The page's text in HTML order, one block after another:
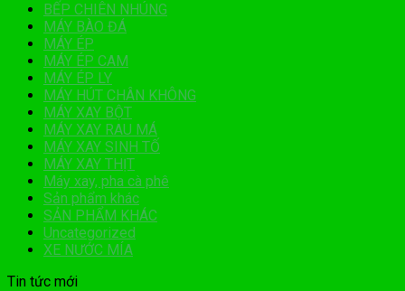
BẾP CHIÊN NHÚNG
MÁY BÀO ĐÁ
MÁY ÉP
MÁY ÉP CAM
MÁY ÉP LY
MÁY HÚT CHÂN KHÔNG
MÁY XAY BỘT
MÁY XAY RAU MÁ
MÁY XAY SINH TỐ
MÁY XAY THỊT
Máy xay, pha cà phê
Sản phẩm khác
SẢN PHẨM KHÁC
Uncategorized
XE NƯỚC MÍA
Tin tức mới